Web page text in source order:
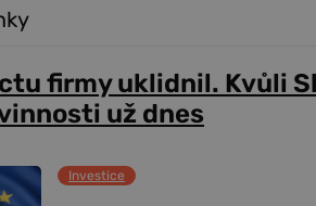
firmy uklidnil. Kvůli
už dnes
Investice